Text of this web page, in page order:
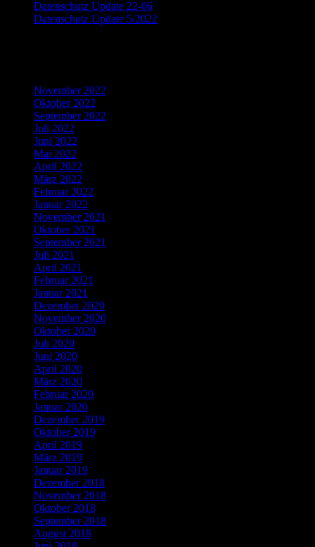
Datenschutz Update 22-06
Datenschutz Update 5/2022
November 2022
Oktober 2022
September 2022
Juli 2022
Juni 2022
Mai 2022
April 2022
März 2022
Februar 2022
Januar 2022
November 2021
Oktober 2021
September 2021
Juli 2021
April 2021
Februar 2021
Januar 2021
Dezember 2020
November 2020
Oktober 2020
Juli 2020
Juni 2020
April 2020
März 2020
Februar 2020
Januar 2020
Dezember 2019
Oktober 2019
April 2019
März 2019
Januar 2019
Dezember 2018
November 2018
Oktober 2018
September 2018
August 2018